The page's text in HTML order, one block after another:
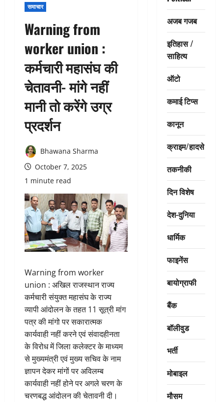
समाचार
Warning from
worker union :
कर्मचारी महासंघ की
चेतावनी- मांगे नहीं
मानी तो करेंगे उग्र
प्रदर्शन
Bhawana Sharma
October 7, 2025
1 minute read
Warning from worker
union : अखिल राजस्थान राज्य
कर्मचारी संयुक्त महासंघ के राज्य
व्यापी आंदोलन के तहत 11 सूत्री मांग
पत्र की मांगो पर सकारात्मक
कार्यवाही नहीं करने एवं संवादहीनता
के विरोध में जिला कलेक्टर के माध्यम
से मुख्यमंत्री एवं मुख्य सचिव के नाम
ज्ञापन देकर मांगों पर अविलम्ब
कार्यवाही नहीं होने पर अगले चरण के
चरणबद्ध आंदोलन की चेतावनी दी।
अजब गजब
इतिहास /
साहित्य
ऑटो
कमाई टिप्स
कानून
क्राइम/हादसे
तकनीकी
दिन विशेष
देश-दुनिया
धार्मिक
फाइनेंस
बायोग्राफी
बैंक
बॉलीवुड
भर्ती
मोबाइल
मौसम